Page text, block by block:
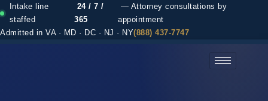
Intake line
staffed
24 / 7 /
365
— Attorney consultations by
appointment
Admitted in VA · MD · DC · NJ · NY(888) 437-7747